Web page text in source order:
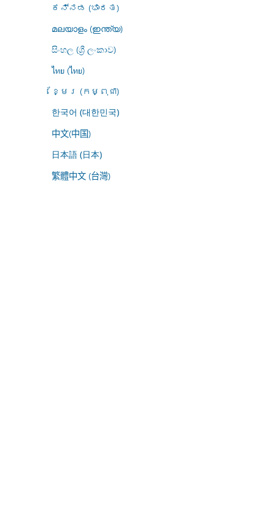
ಕನ್ನಡ (ಭಾರತ)
മലയാളം (ഇന്ത്യ)
සිංහල (ශ්‍රී ලංකාව)
ไทย (ไทย)
ខ្មែរ (កម្ពុជា)
한국어 (대한민국)
中文(中国)
日本語 (日本)
繁體中文 (台灣)